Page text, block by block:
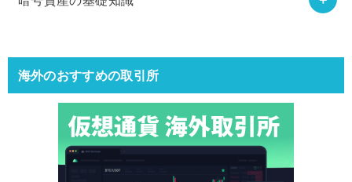
海外のおすすめの取引所